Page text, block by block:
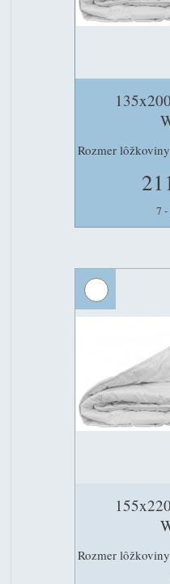
Rozmer
7
Rozmer